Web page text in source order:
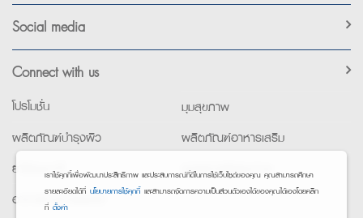
Social media
Connect with us
โปรโมชั่น
มุมสุขภาพ
ผลิตภัณฑ์บำรุงผิว
ผลิตภัณฑ์อาหารเสริม
ยาใช้เฉพาะที่
อุปกรณ์เพื่อสุขภาพ
อาหารทางการแพทย์
เราใช้คุกกี้เพื่อพัฒนาประสิทธิภาพ และประสบการณ์ที่ดีในการใช้เว็บไซต์ของคุณ คุณสามารถศึกษา
รายละเอียดได้ที่ นโยบายการใช้คุกกี้ และสามารถจัดการความเป็นส่วนตัวเองได้ของคุณได้เองโดยคลิก
ที่ ตั้งค่า